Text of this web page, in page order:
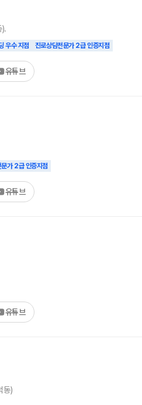
).
우수 지점 진로상담전문가 2급 인증지점
유튜브
가 2급 인증지점
유튜브
유튜브
동)